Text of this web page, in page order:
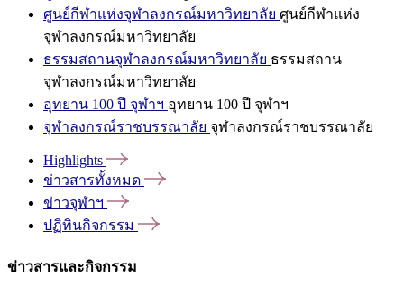
ศูนย์กีฬาแห่งจุฬาลงกรณ์มหาวิทยาลัย ศูนย์กีฬาแห่ง
จุฬาลงกรณ์มหาวิทยาลัย
ธรรมสถานจุฬาลงกรณ์มหาวิทยาลัย ธรรมสถาน
จุฬาลงกรณ์มหาวิทยาลัย
อุทยาน 100 ปี จุฬาฯ อุทยาน 100 ปี จุฬาฯ
จุฬาลงกรณ์ราชบรรณาลัย จุฬาลงกรณ์ราชบรรณาลัย
Highlights
ข่าวสารทั้งหมด
ข่าวจุฬาฯ
ปฏิทินกิจกรรม
ข่าวสารและกิจกรรม